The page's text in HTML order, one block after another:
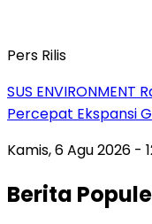
Pers Rilis
SUS ENVIRONMENT
Percepat Ekspansi
Kamis, 6 Agu 2026 -
Berita